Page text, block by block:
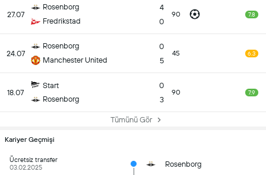
27.07
Rosenborg
Fredrikstad
4
0
90 7.8
24.07
Rosenborg
Manchester United
0
5
45 6.3
18.07
Start
Rosenborg
0
3
90 7.9
Tümünü Gör
Kariyer Geçmişi
Ücretsiz transfer
03.02.2025
Rosenborg